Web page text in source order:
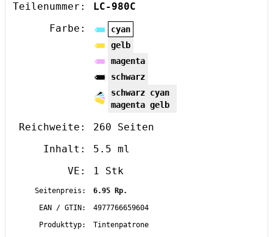
Teilenummer:
LC-980C
Farbe:
cyan
gelb
magenta
schwarz
schwarz cyan
magenta gelb
Reichweite:
260 Seiten
Inhalt:
5.5 ml
VE:
1 Stk
Seitenpreis:
6.95 Rp.
EAN / GTIN:
4977766659604
Produkttyp:
Tintenpatrone